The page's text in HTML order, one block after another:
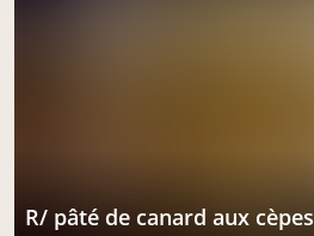
r/ pâté de canard aux cèpes